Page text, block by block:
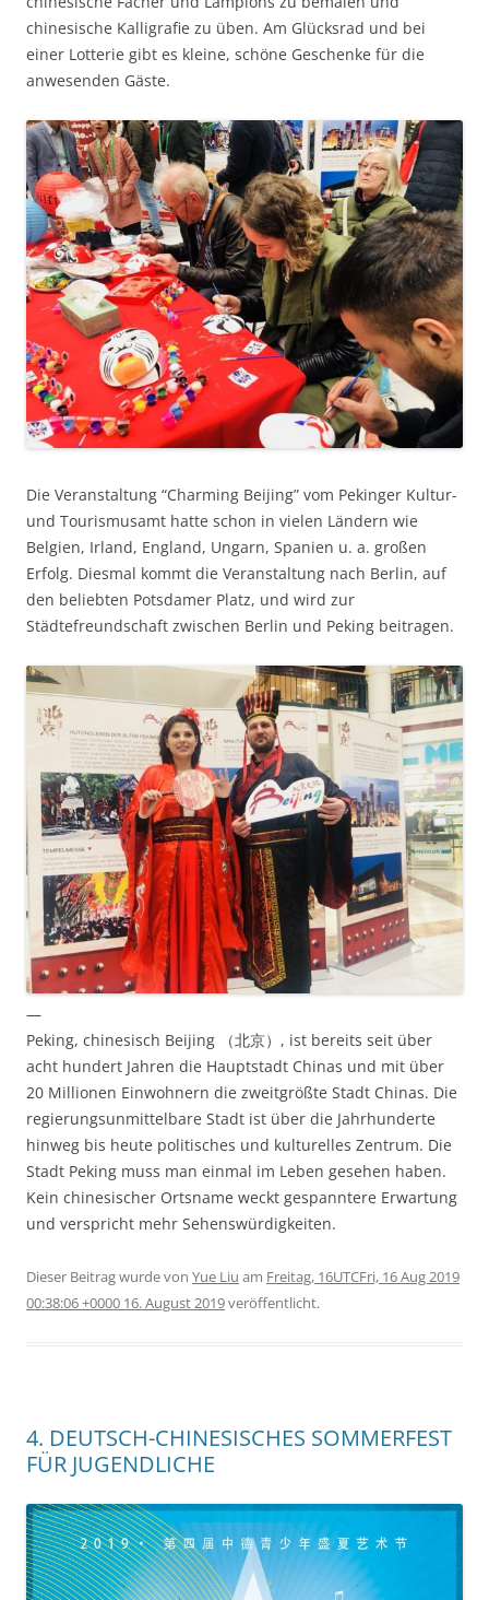
chinesische Kalligrafie zu üben. Am Glücksrad und bei
einer Lotterie gibt es kleine, schöne Geschenke für die
anwesenden Gäste.
Die Veranstaltung “Charming Beijing” vom Pekinger Kultur-
und Tourismusamt hatte schon in vielen Ländern wie
Belgien, Irland, England, Ungarn, Spanien u. a. großen
Erfolg. Diesmal kommt die Veranstaltung nach Berlin, auf
den beliebten Potsdamer Platz, und wird zur
Städtefreundschaft zwischen Berlin und Peking beitragen.
—
Peking, chinesisch Beijing （北京）, ist bereits seit über
acht hundert Jahren die Hauptstadt Chinas und mit über
20 Millionen Einwohnern die zweitgrößte Stadt Chinas. Die
regierungsunmittelbare Stadt ist über die Jahrhunderte
hinweg bis heute politisches und kulturelles Zentrum. Die
Stadt Peking muss man einmal im Leben gesehen haben.
Kein chinesischer Ortsname weckt gespanntere Erwartung
und verspricht mehr Sehenswürdigkeiten.
Dieser Beitrag wurdevon Yue Liu am Freitag, 16UTCFri, 16 Aug 2019
00:38:06 +0000 16. August 2019veröffentlicht.
4. DEUTSCH-CHINESISCHES SOMMERFEST
FÜR JUGENDLICHE